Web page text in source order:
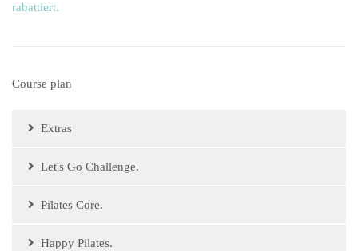
rabattiert.
Course plan
Extras
Let's Go Challenge.
Pilates Core.
Happy Pilates.